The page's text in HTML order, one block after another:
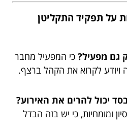
על תפקיד התקליטן
גם מפעיל? כי המפעיל מחבר
ויודע לקרוא את הקהל ברצף.
יכול להרים את האירוע?
ומומחיות, כי יש בזה הבדל